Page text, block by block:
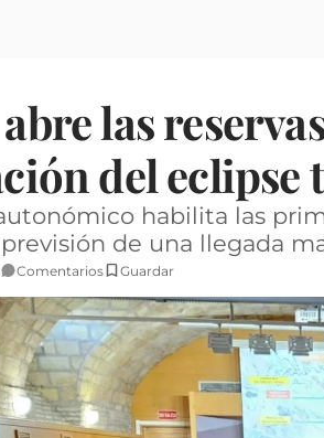
las
del eclipse
habilita las
de una llegada
Comentarios Guardar